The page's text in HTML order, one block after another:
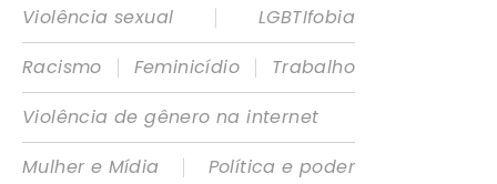
Violência sexual
|
LGBTIfobia
Racismo
| Feminicídio |
Trabalho
Violência de gênero na internet
Mulher e Mídia
|
Política e poder